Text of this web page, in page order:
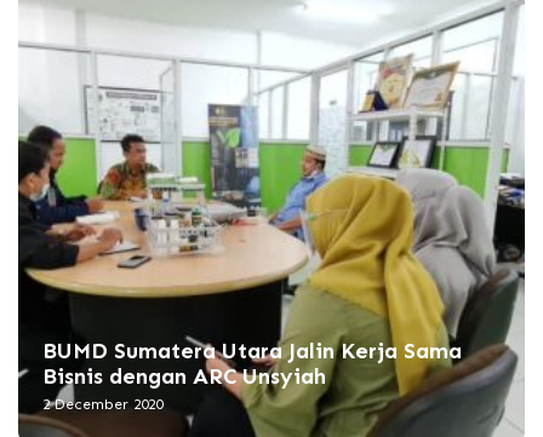
Samsul Rizal, M.Eng dan Rektor Universitas
Almuslim, Dr. Marwan, M.Pd, di Gedung Kantor
BUMD Sumatera Utara Jalin Kerja Sama
Bisnis dengan ARC Unsyiah
2 December 2020